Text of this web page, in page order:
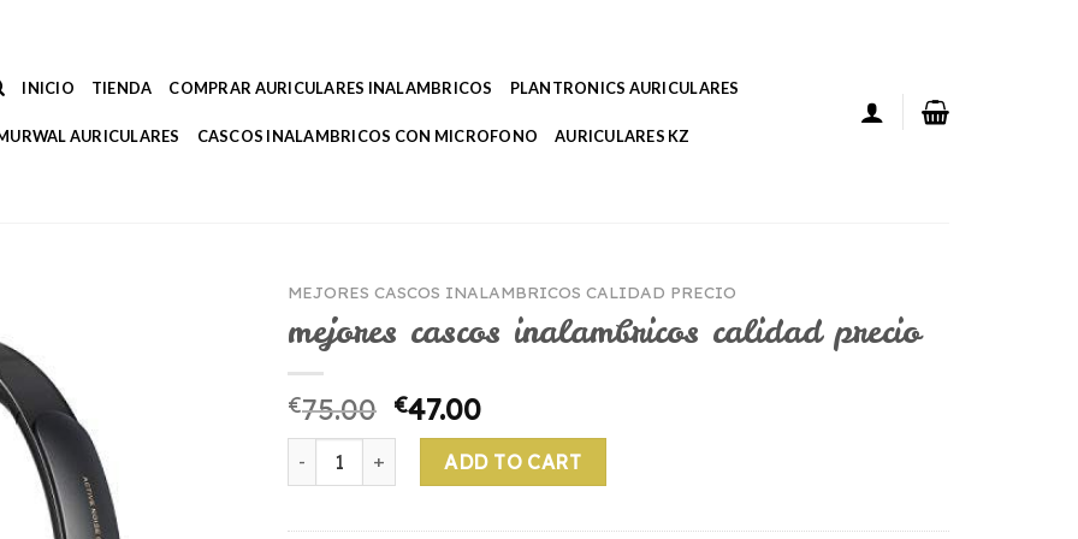
INICIO TIENDA COMPRAR AURICULARES INALAMBRICOS PLANTRONICS AURICULARES
AURICULARES CASCOS INALAMBRICOS CON MICROFONO AURICULARES KZ
MEJORES CASCOS INALAMBRICOS CALIDAD PRECIO
mejores cascos inalambricos calidad precio
€75.00 €47.00
mejores cascos inalambricos calidad precio quantity
ADD TO CART